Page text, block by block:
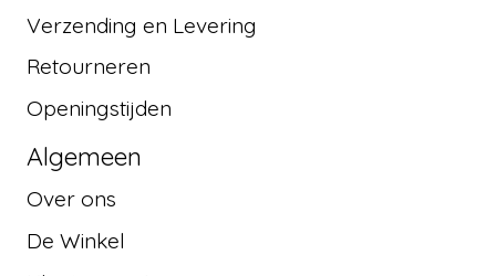
Verzending en Levering
Retourneren
Openingstijden
Algemeen
Over ons
De Winkel